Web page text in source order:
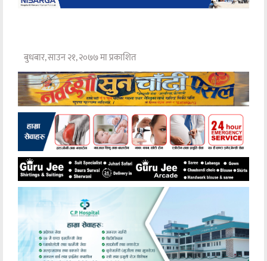
बुधबार, साउन २१, २०७७ मा प्रकाशित